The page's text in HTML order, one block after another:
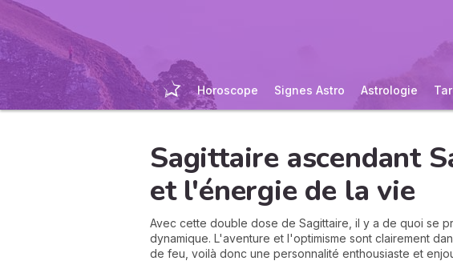
Horoscope Signes Astro Astrologie
Sagittaire ascendant
et l'énergie de la vie
Avec cette double dose de Sagittaire, il y a de quoi se
dynamique. L'aventure et l'optimisme sont clairement
de feu, voilà donc une personnalité enthousiaste et